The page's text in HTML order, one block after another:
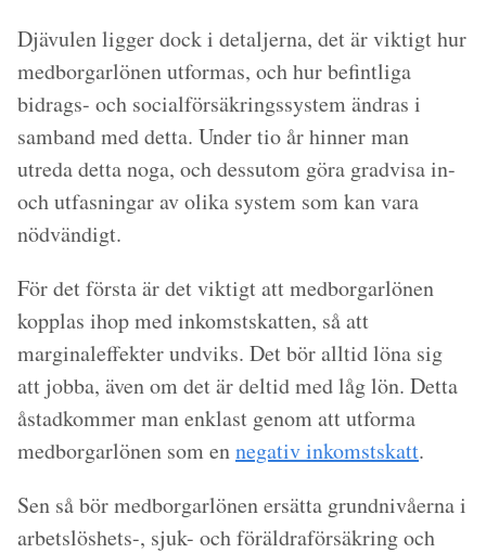
Djävulen ligger dock i detaljerna, det är viktigt hur
medborgarlönen utformas, och hur befintliga
bidrags- och socialförsäkringssystem ändras i
samband med detta. Under tio år hinner man
utreda detta noga, och dessutom göra gradvisa in-
och utfasningar av olika system som kan vara
nödvändigt.
För det första är det viktigt att medborgarlönen
kopplas ihop med inkomstskatten, så att
marginaleffekter undviks. Det bör alltid löna sig
att jobba, även om det är deltid med låg lön. Detta
åstadkommer man enklast genom att utforma
medborgarlönen som ennegativ inkomstskatt.
Sen så bör medborgarlönen ersätta grundnivåerna i
arbetslöshets-, sjuk- och föräldraförsäkring och